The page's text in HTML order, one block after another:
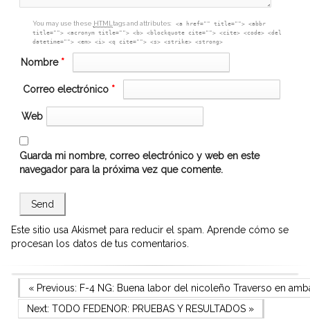
You may use these HTMLtags and attributes:
<a href="" title=""> <abbr
title=""> <acronym title=""> <b> <blockquote cite=""> <cite> <code> <del
datetime=""> <em> <i> <q cite=""> <s> <strike> <strong>
Nombre *
Correo electrónico *
Web
Guarda mi nombre, correo electrónico y web en este
navegador para la próxima vez que comente.
Este sitio usa Akismet para reducir el spam. Aprende cómo se
procesan los datos de tus comentarios.
Navegación
de
Previous Post
« Previous: F-4 NG: Buena labor del nicoleño Traverso en
Next Post
Next: TODO FEDENOR: PRUEBAS Y RESULTADOS»